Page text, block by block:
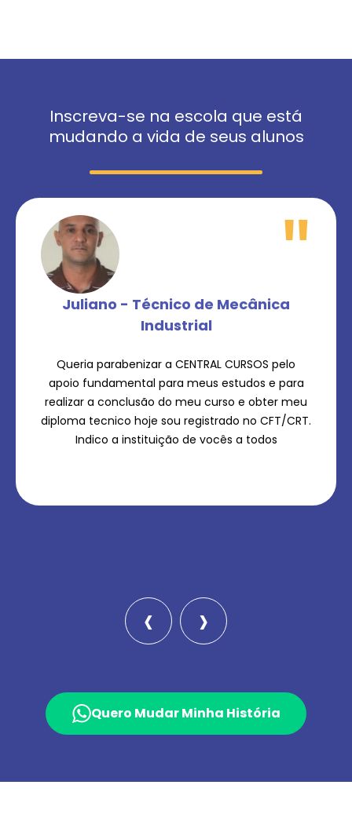
Inscreva-se na escola que está
mudando a vida de seus alunos
"
Juliano - Técnico de Mecânica
Industrial
Queria parabenizar a CENTRAL CURSOS pelo
apoio fundamental para meus estudos e para
realizar a conclusão do meu curso e obter meu
diploma tecnico hoje sou registrado no CFT/CRT.
Indico a instituição de vocês a todos
‹ ›
Quero Mudar Minha História